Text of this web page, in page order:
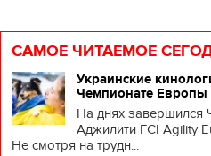
САМОЕ ЧИТАЕМОЕ
Украинские
Чемпионате
На днях завершился
Аджилити FCI Agility
Не смотря на трудн...